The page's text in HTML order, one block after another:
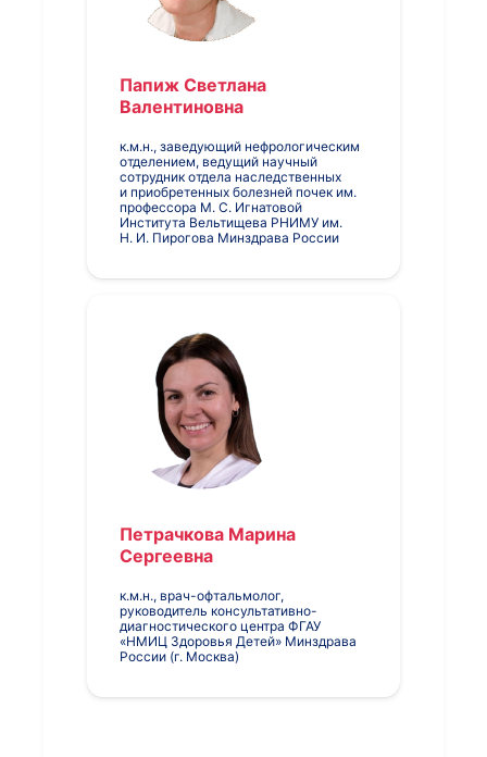
Папиж Светлана
Валентиновна
к.м.н., заведующий нефрологическим
отделением, ведущий научный
сотрудник отдела наследственных
и приобретенных болезней почек им.
профессора М. С. Игнатовой
Института Вельтищева РНИМУ им.
Н. И. Пирогова Минздрава России
Петрачкова Марина
Сергеевна
к.м.н., врач-офтальмолог,
руководитель консультативно-
диагностического центра ФГАУ
«НМИЦ Здоровья Детей» Минздрава
России (г. Москва)